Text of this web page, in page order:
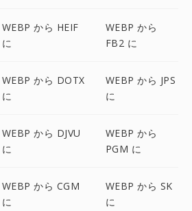
WEBP から HEIF
に
WEBP から
FB2 に
WEBP から DOTX
に
WEBP から JPS
に
WEBP から DJVU
に
WEBP から
PGM に
WEBP から CGM
に
WEBP から SK
に